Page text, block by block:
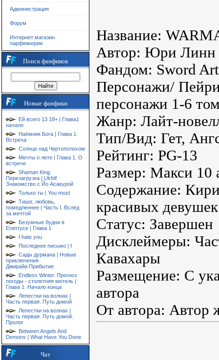
Администрация
Форум
Интернет магазин
парфюмерии
Поиск фанфиков
Новые фанфики
Ей всего 13 18+ | Глава1
начало
Наёмник Бога | Глава 1.
Встреча
Солнце над Чертополохом
Мечты о лете | Глава 1. О
встрече
Shaman King.
Перезагрузка | Ukfdf
Знакомство с Йо Асакурой
Только ты | You must
Тише, любовь,
помедленнее | Часть I. Вслед
за мечтой
Безумные будни в
Египтусе | Глава 1
I hate you
Последнее письмо | I
Сады дурмана | Новые
приключения
Джирайи:Прибытие
Endless Winter. Прогноз
погоды - столетняя метель |
Глава 1. Начало конца
Лепестки на волнах |
Часть первая. Путь домой
Лепестки на волнах |
Часть первая. Путь домой.
Пролог
Between Angels And
Demons | What Have You Done
Чат
Название:
Автор: Юри Линн
Фандом: Sword
Персонажи/
персонажи 1-6
Жанр: Лайт-
Тип/Вид: Гет,
Рейтинг: PG-13
Размер: Макси 10
Содержание:
красивых девушек
Статус: Завершен
Дисклеймеры:
Кавахары
Размещение: С
автора
От автора: Автор